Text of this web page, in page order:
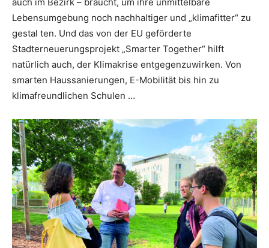
Lebensumgebung noch nachhaltiger und „klimafitter“ zu
gestal ten. Und das von der EU geförderte
Stadterneuerungs­projekt „Smarter Together“ hilft
natürlich auch, der Kli­makrise entgegenzuwirken. Von
smarten Haussanierungen, E­-Mobilität bis hin zu
klimafreundlichen Schulen …